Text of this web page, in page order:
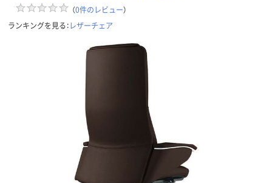
（0件のレビュー）
ランキングを見る：レザーチェア